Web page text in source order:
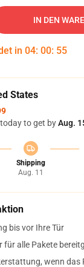
IN DEN
in 04: 00: 54
States
to get byAug.
Shipping
Aug. 11
bis vor Ihre Tür
für alle Pakete
wenn das